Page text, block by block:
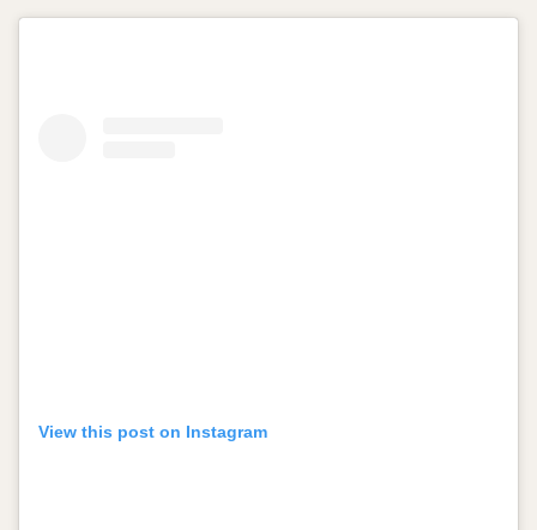
View this post on Instagram